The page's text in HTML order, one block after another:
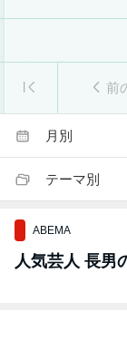
前
月別
テーマ別
ABEMA
人気芸人 長男